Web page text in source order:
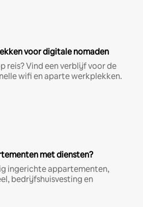
voor digitale nomaden
reis? Vind een verblijf voor de
wifi en aparte werkplekken.
met diensten?
ingerichte appartementen,
bedrijfshuisvesting en